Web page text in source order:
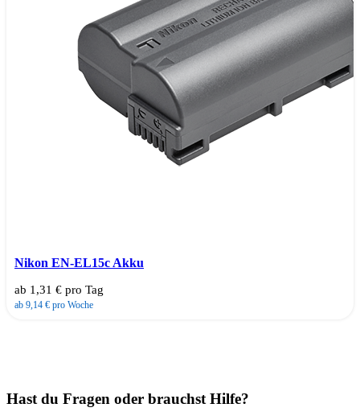
Nikon EN-EL15c Akku
ab 1,31 € pro Tag
ab 9,14 € pro Woche
Hast du Fragen oder brauchst Hilfe?